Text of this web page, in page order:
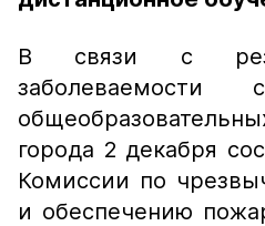
В связи с
заболеваемости
города 2 декабря
Комиссии по
и обеспечению